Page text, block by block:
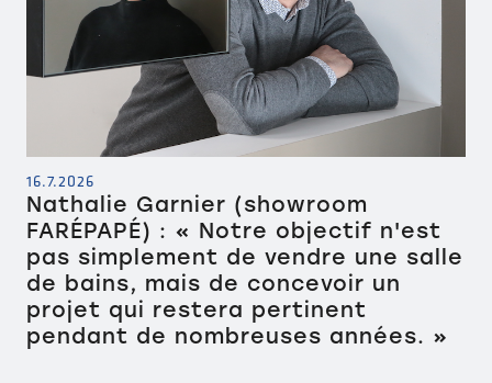
16.7.2026
Nathalie Garnier (showroom
FARÉPAPÉ) : « Notre objectif n'est
pas simplement de vendre une salle
de bains, mais de concevoir un
projet qui restera pertinent
pendant de nombreuses années. »